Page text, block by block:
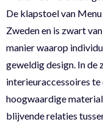
De klapstoel van
Zweden en is zwart
manier waarop
geweldig design. In de
interieuraccessoires
hoogwaardige
blijvende relaties